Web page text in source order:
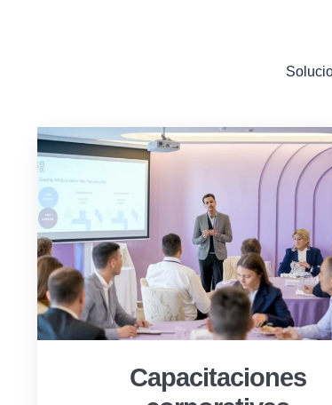
Capacitaciones